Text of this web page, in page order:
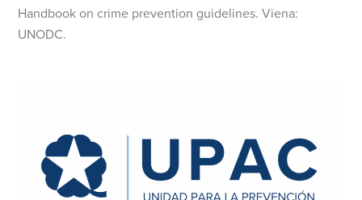
Handbook on crime prevention guidelines. Viena:
UNODC.